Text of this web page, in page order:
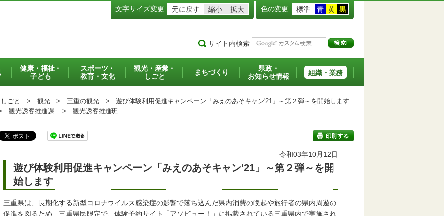
文字サイズ変更 元に戻す 縮小 拡大 色の変更 標準 青 黄 黒
サイト内検索
健康・福祉・
子ども
スポーツ・
教育・文化
観光・産業・
しごと
まちづくり
県政・
お知らせ情報
組織・業務
ごと > 観光 > 三重の観光 > 遊び体験利用促進キャンペーン「みえのあそキャン'21」～第２弾～を開始します
観光誘客推進課 > 観光誘客推進班
令和03年10月12日
遊び体験利用促進キャンペーン「みえのあそキャン'21」～第２弾～を開
始します
三重県は、長期化する新型コロナウイルス感染症の影響で落ち込んだ県内消費の喚起や旅行者の県内周遊の
促進を図るため、三重県民限定で、体験予約サイト「アソビュー！」に掲載されている三重県内で実施され